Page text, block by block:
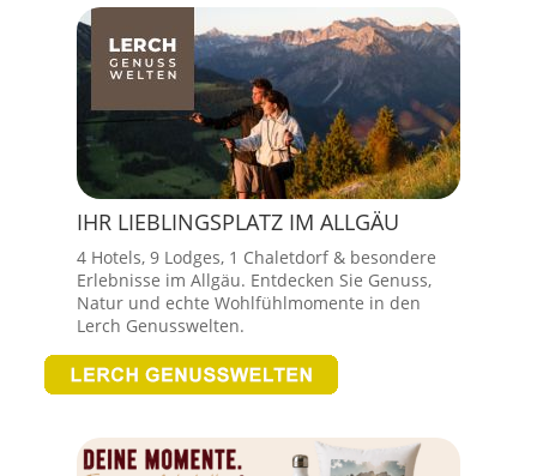
IHR LIEBLINGSPLATZ IM ALLGÄU
4 Hotels, 9 Lodges, 1 Chaletdorf & besondere
Erlebnisse im Allgäu. Entdecken Sie Genuss,
Natur und echte Wohlfühlmomente in den
Lerch Genusswelten.